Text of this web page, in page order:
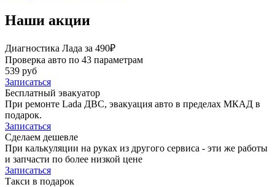
Наши акции
Диагностика Лада за 490₽
Проверка авто по 43 параметрам
539 руб
Записаться
Бесплатный эвакуатор
При ремонте Lada ДВС, эвакуация авто в пределах МКАД в
подарок.
Записаться
Сделаем дешевле
При калькуляции на руках из другого сервиса - эти же работы
и запчасти по более низкой цене
Записаться
Такси в подарок